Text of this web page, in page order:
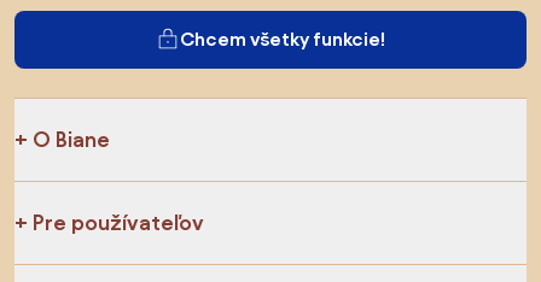
Chcem všetky funkcie!
O Biane
Pre používateľov